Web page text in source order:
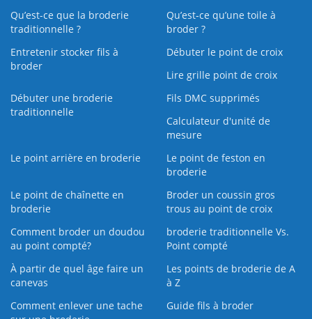
Qu’est-ce que la broderie
traditionnelle ?
Qu’est‑ce qu’une toile à
broder ?
Entretenir stocker fils à
broder
Débuter le point de croix
Lire grille point de croix
Débuter une broderie
traditionnelle
Fils DMC supprimés
Calculateur d'unité de
mesure
Le point arrière en broderie
Le point de feston en
broderie
Le point de chaînette en
broderie
Broder un coussin gros
trous au point de croix
Comment broder un doudou
au point compté?
broderie traditionnelle Vs.
Point compté
À partir de quel âge faire un
canevas
Les points de broderie de A
à Z
Comment enlever une tache
Guide fils à broder